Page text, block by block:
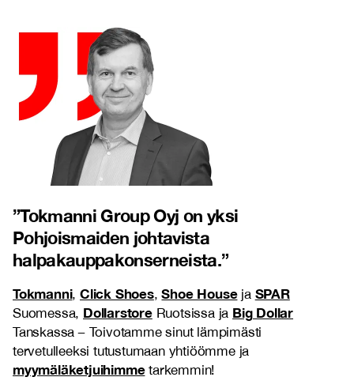
”Tokmanni Group Oyj on yksi
Pohjoismaiden johtavista
halpakauppakonserneista.”
Tokmanni,Click Shoes,Shoe Houseja SPAR
Suomessa, DollarstoreRuotsissa ja Big Dollar
Tanskassa–Toivotamme sinut lämpimästi
tervetulleeksi tutustumaan yhtiöömme ja
myymäläketjuihimmetarkemmin!